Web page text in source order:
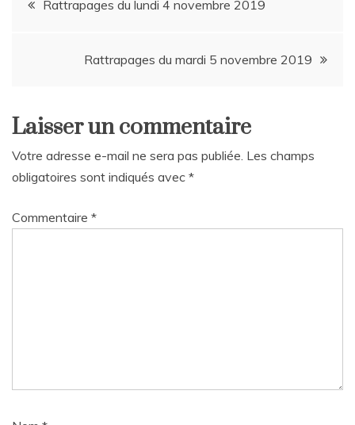
Rattrapages du lundi 4 novembre 2019
Rattrapages du mardi 5 novembre 2019
Laisser un commentaire
Votre adresse e-mail ne sera pas publiée. Les champs
obligatoires sont indiqués avec *
Commentaire *